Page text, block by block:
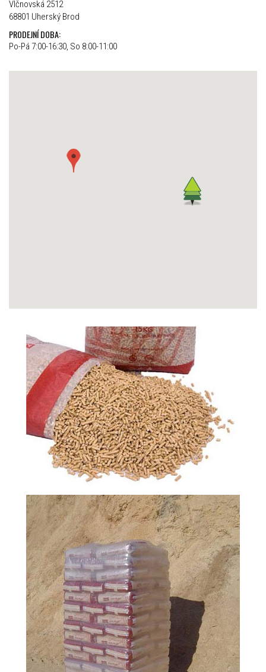
Vlčnovská 2512
68801 Uherský Brod
PRODEJNÍ DOBA:
Po-Pá 7:00-16:30, So 8:00-11:00